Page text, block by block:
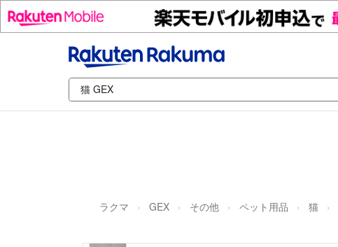
ラクマ GEX その他 ペット用品 猫